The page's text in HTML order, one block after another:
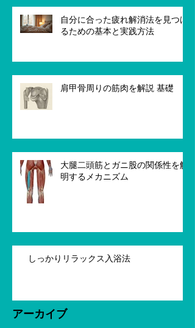
自分に合った疲れ解消法を見つけ
るための基本と実践方法
肩甲骨周りの筋肉を解説 基礎
大腿二頭筋とガニ股の関係性を解
明するメカニズム
しっかりリラックス入浴法
アーカイブ